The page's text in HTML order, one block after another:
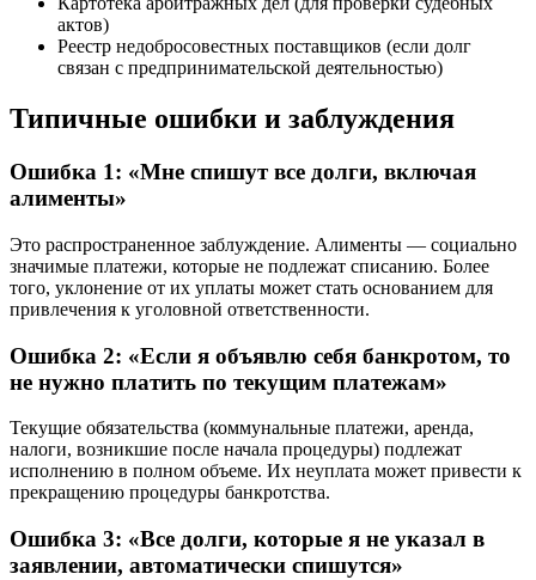
актов)
Реестр недобросовестных поставщиков (если долг
связан с предпринимательской деятельностью)
Типичные ошибки и заблуждения
Ошибка 1: «Мне спишут все долги, включая
алименты»
Это распространенное заблуждение. Алименты — социально
значимые платежи, которые не подлежат списанию. Более
того, уклонение от их уплаты может стать основанием для
привлечения к уголовной ответственности.
Ошибка 2: «Если я объявлю себя банкротом, то
не нужно платить по текущим платежам»
Текущие обязательства (коммунальные платежи, аренда,
налоги, возникшие после начала процедуры) подлежат
исполнению в полном объеме. Их неуплата может привести к
прекращению процедуры банкротства.
Ошибка 3: «Все долги, которые я не указал в
заявлении, автоматически спишутся»